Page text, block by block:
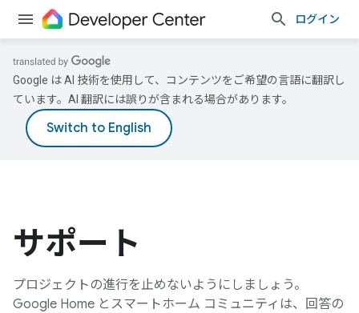
ログイン
Google は AI 技術を使用して、コンテンツをご希望の言語に翻訳し
ています。AI 翻訳には誤りが含まれる場合があります。
サポート
プロジェクトの進行を止めないようにしましょう。
Google Home とスマートホーム コミュニティは、回答の